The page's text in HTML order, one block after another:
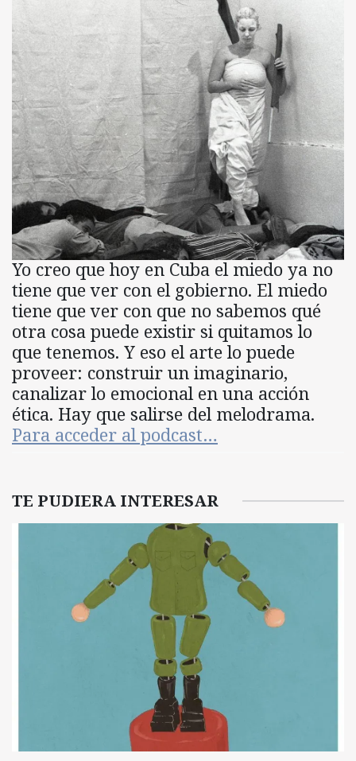
Yo creo que hoy en Cuba el miedo ya no
tiene que ver con el gobierno. El miedo
tiene que ver con que no sabemos qué
otra cosa puede existir si quitamos lo
que tenemos. Y eso el arte lo puede
proveer: construir un imaginario,
canalizar lo emocional en una acción
ética. Hay que salirse del melodrama.
Para acceder al podcast…
TE PUDIERA INTERESAR